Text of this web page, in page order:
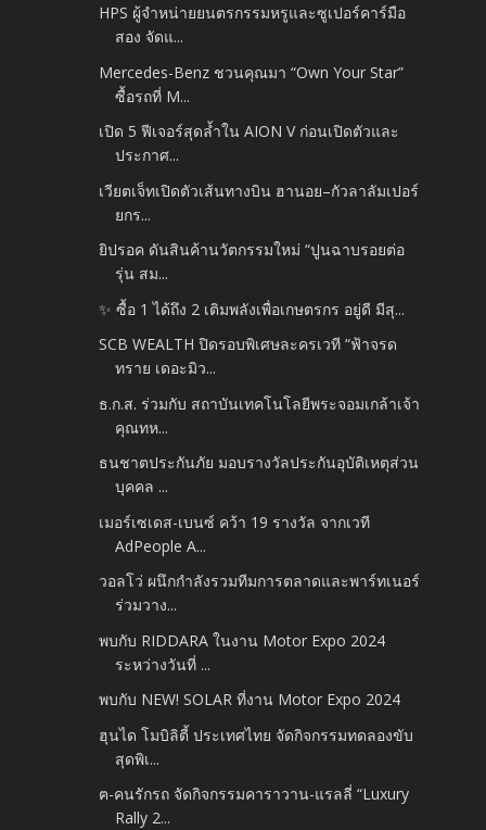
HPS ผู้จำหน่ายยนตรกรรมหรูและซูเปอร์คาร์มือ
สอง จัดแ...
Mercedes-Benz ชวนคุณมา “Own Your Star”
ซื้อรถที่ M...
เปิด 5 ฟีเจอร์สุดล้ำใน AION V ก่อนเปิดตัวและ
ประกาศ...
เวียตเจ็ทเปิดตัวเส้นทางบิน ฮานอย–กัวลาลัมเปอร์
ยกร...
ยิปรอค ดันสินค้านวัตกรรมใหม่ “ปูนฉาบรอยต่อ
รุ่น สม...
✨ ซื้อ 1 ได้ถึง 2 เติมพลังเพื่อเกษตรกร อยู่ดี มีสุ...
SCB WEALTH ปิดรอบพิเศษละครเวที “ฟ้าจรด
ทราย เดอะมิว...
ธ.ก.ส. ร่วมกับ สถาบันเทคโนโลยีพระจอมเกล้าเจ้า
คุณทห...
ธนชาตประกันภัย มอบรางวัลประกันอุบัติเหตุส่วน
บุคคล ...
เมอร์เซเดส-เบนซ์ คว้า 19 รางวัล จากเวที
AdPeople A...
วอลโว่ ผนึกกำลังรวมทีมการตลาดและพาร์ทเนอร์
ร่วมวาง...
พบกับ RIDDARA ในงาน Motor Expo 2024
ระหว่างวันที่ ...
พบกับ NEW! SOLAR ที่งาน Motor Expo 2024
ฮุนได โมบิลิตี้ ประเทศไทย จัดกิจกรรมทดลองขับ
สุดพิเ...
ฅ-คนรักรถ จัดกิจกรรมคาราวาน-แรลลี่ “Luxury
Rally 2...